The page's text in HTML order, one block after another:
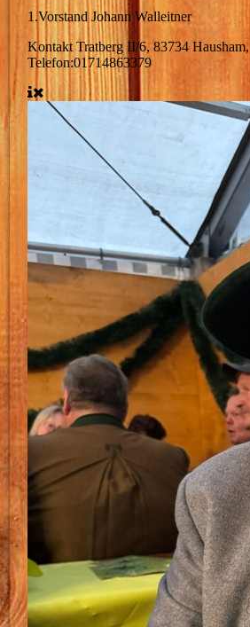
1.VorstandJohann Walleitner
KontaktTratberg II/6, 83734 Hausham,
Telefon:01714863379